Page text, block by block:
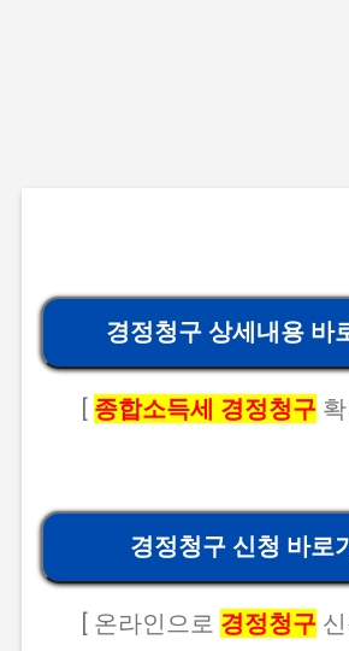
경정청구 상세내용 바
[ 종합소득세 경정청구
경정청구 신청 바로
[ 온라인으로 경정청구